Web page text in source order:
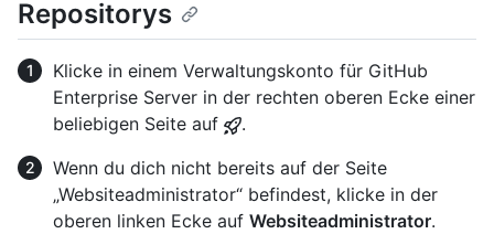
Repositorys
Klicke in einem Verwaltungskonto für GitHub
Enterprise Server in der rechten oberen Ecke einer
beliebigen Seite auf
.
Wenn du dich nicht bereits auf der Seite
„Websiteadministrator“ befindest, klicke in der
oberen linken Ecke auf Websiteadministrator.